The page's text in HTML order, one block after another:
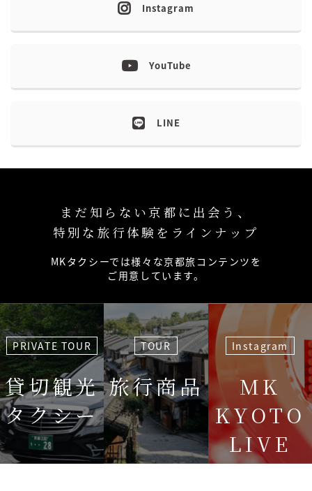
Instagram
YouTube
LINE
まだ知らない京都に出会う、
特別な旅行体験をラインナップ
MKタクシーでは様々な京都旅コンテンツを
ご用意しています。
PRIVATE TOUR
貸切観光
タクシー
TOUR
旅行商品
Instagram
MK
KYOTO
LIVE